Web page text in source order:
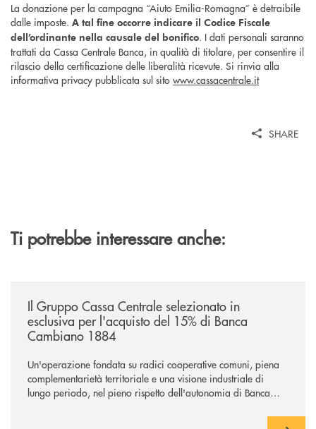
La donazione per la campagna “Aiuto Emilia-Romagna” è detraibile
dalle imposte. A tal fine occorre indicare il Codice Fiscale
dell’ordinante nella causale del bonifico. I dati personali saranno
trattati da Cassa Centrale Banca, in qualità di titolare, per consentire il
rilascio della certificazione delle liberalità ricevute. Si rinvia alla
informativa privacy pubblicata sul sito www.cassacentrale.it
SHARE
Ti potrebbe interessare anche:
Il Gruppo Cassa Centrale selezionato in
esclusiva per l'acquisto del 15% di Banca
Cambiano 1884
Un'operazione fondata su radici cooperative comuni, piena
complementarietà territoriale e una visione industriale di
lungo periodo, nel pieno rispetto dell'autonomia di Banca
negoziazione esclusiva per la finalizzazione dell’operazione.